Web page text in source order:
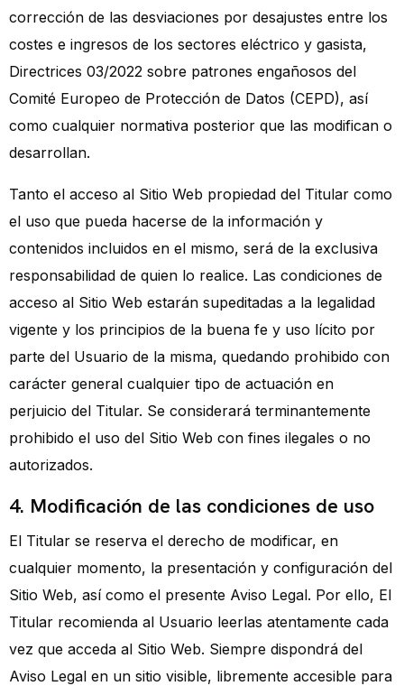
corrección de las desviaciones por desajustes entre los
costes e ingresos de los sectores eléctrico y gasista,
Directrices 03/2022 sobre patrones engañosos del
Comité Europeo de Protección de Datos (CEPD), así
como cualquier normativa posterior que las modifican o
desarrollan.
Tanto el acceso al Sitio Web propiedad del Titular como
el uso que pueda hacerse de la información y
contenidos incluidos en el mismo, será de la exclusiva
responsabilidad de quien lo realice. Las condiciones de
acceso al Sitio Web estarán supeditadas a la legalidad
vigente y los principios de la buena fe y uso lícito por
parte del Usuario de la misma, quedando prohibido con
carácter general cualquier tipo de actuación en
perjuicio del Titular. Se considerará terminantemente
prohibido el uso del Sitio Web con fines ilegales o no
autorizados.
4. Modificación de las condiciones de uso
El Titular se reserva el derecho de modificar, en
cualquier momento, la presentación y configuración del
Sitio Web, así como el presente Aviso Legal. Por ello, El
Titular recomienda al Usuario leerlas atentamente cada
vez que acceda al Sitio Web. Siempre dispondrá del
Aviso Legal en un sitio visible, libremente accesible para